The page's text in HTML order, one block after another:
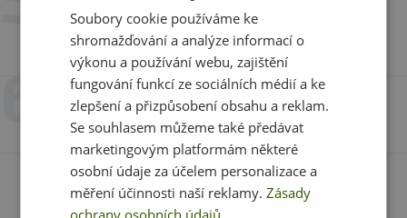
dvoutýdenní přestávku, následně doporučujeme celý
cyklus zopakovat.
90 kapslí
3-6 kapslí
Počet dávek v balení:30-15
Josef
K ničemu, nevidím zlepšení ani po 2 měsících
Luboš Mondík
Další
Soubory cookie používáme ke
shromažďování a analýze informací o
výkonu a používání webu, zajištění
fungování funkcí ze sociálních médií a ke
zlepšení a přizpůsobení obsahu a reklam.
Se souhlasem můžeme také předávat
marketingovým platformám některé
osobní údaje za účelem personalizace a
měření účinnosti naší reklamy.Zásady
ochrany osobních údajů